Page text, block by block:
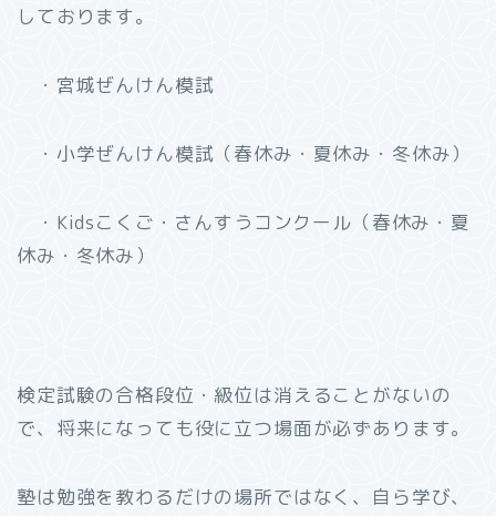
しております。
・宮城ぜんけん模試
・小学ぜんけん模試（春休み・夏休み・冬休み）
・Kidsこくご・さんすうコンクール（春休み・夏
休み・冬休み）
検定試験の合格段位・級位は消えることがないの
で、将来になっても役に立つ場面が必ずあります。
塾は勉強を教わるだけの場所ではなく、自ら学び、